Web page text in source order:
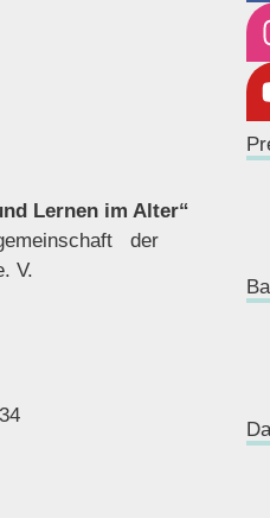
Lernen im Alter“
der
V.